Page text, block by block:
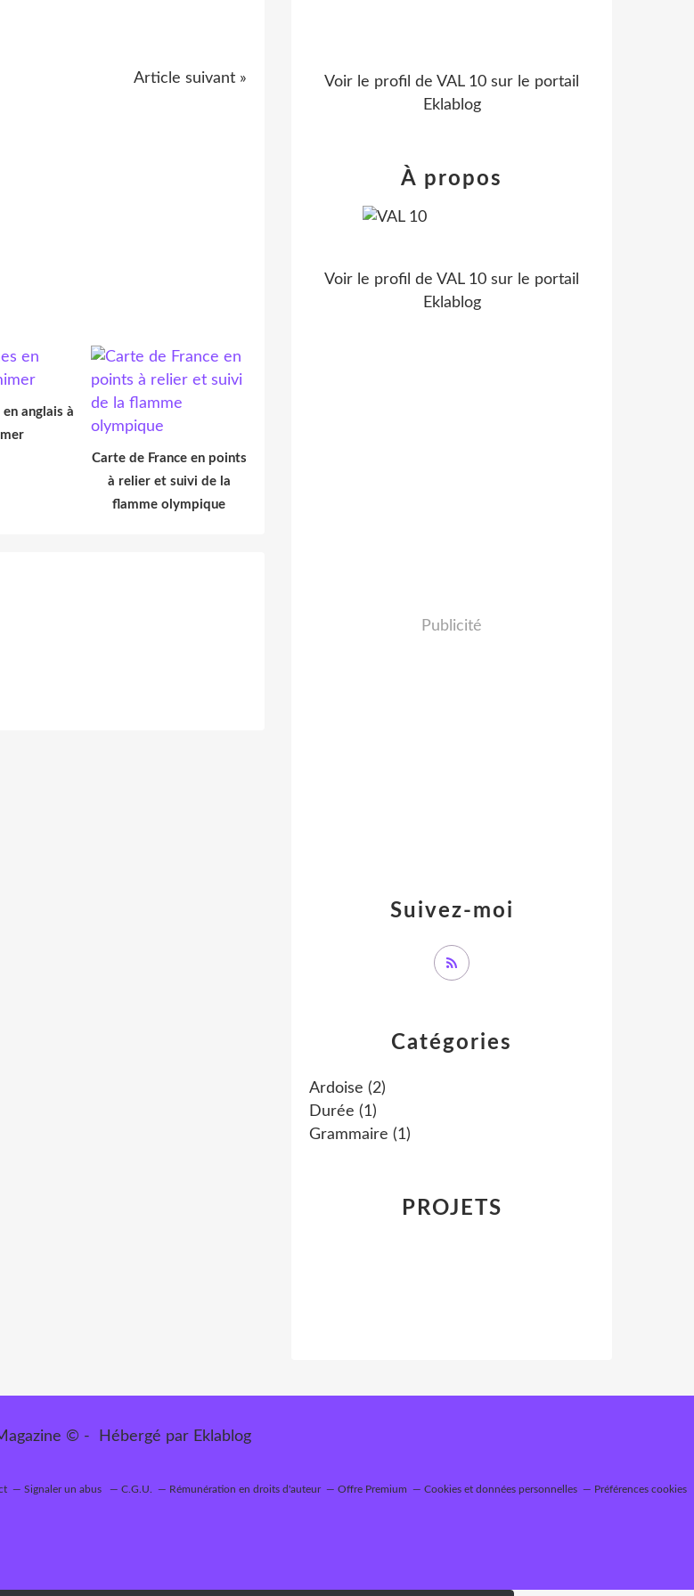
Article suivant »
anglais à
Carte de France en points
à relier et suivi de la
flamme olympique
Catégories
Ardoise (2)
Durée (1)
Grammaire (1)
Voir le profil de VAL 10 sur le portail
Eklablog
Suivez-moi
À propos
Voir le profil de VAL 10 sur le portail
Eklablog
PROJETS
Publicité
© - Hébergé par Eklablog
Signaler un abus C.G.U. Rémunération en droits d'auteur Offre Premium Cookies et données personnelles Préférences cookies